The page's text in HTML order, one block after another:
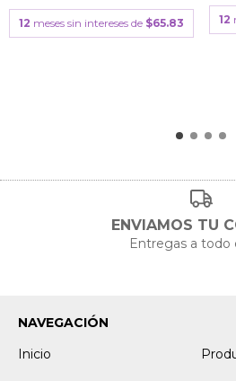
12 meses sin intereses de $65.83 12
ENVIAMOS TU
Entregas a todo
NAVEGACIÓN
Inicio